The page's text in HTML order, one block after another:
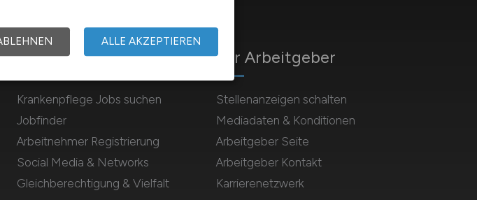
Für Arbeitnehmer
Krankenpflege Jobs suchen
Jobfinder
Arbeitnehmer Registrierung
Social Media & Networks
Gleichberechtigung & Vielfalt
Für Arbeitgeber
Stellenanzeigen schalten
Mediadaten & Konditionen
Arbeitgeber Seite
Arbeitgeber Kontakt
Karrierenetzwerk
ALLE AKZEPTIEREN